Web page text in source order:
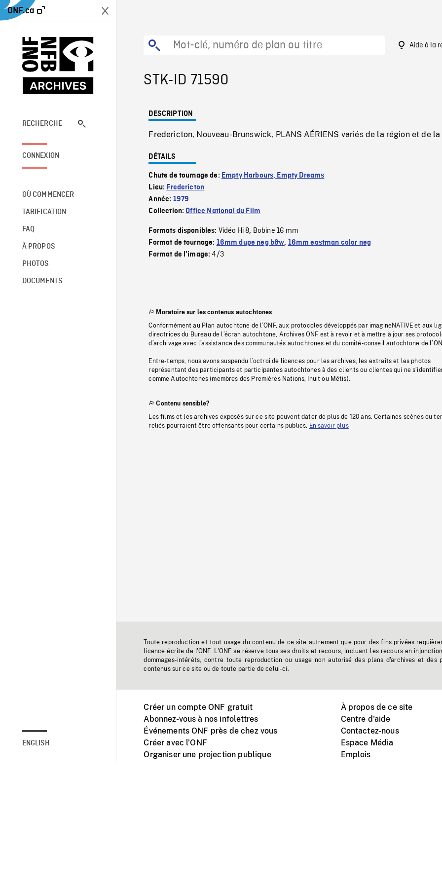
ONF.ca
RECHERCHE
CONNEXION
OÙ COMMENCER
TARIFICATION
FAQ
À PROPOS
PHOTOS
DOCUMENTS
ENGLISH
Aide à la
STK-ID 71590
DESCRIPTION
Fredericton, Nouveau-Brunswick, PLANS AÉRIENS variés de la région et de
DÉTAILS
Chute de tournage de: Empty Harbours, Empty Dreams
Lieu: Fredericton
Année: 1979
Collection:Office National du Film
Formats disponibles: Vidéo Hi 8, Bobine 16 mm
Format de tournage: 16mm dupe neg b&w, 16mm eastman color neg
Format de l'image:4/3
Moratoire sur les contenus autochtones
Conformément au Plan autochtone de l’ONF, aux protocoles développés par imagineNATIVE et aux
directrices du Bureau de l’écran autochtone, Archives ONF est à revoir et à mettre à jour ses
d’archivage avec l’assistance des communautés autochtones et du comité-conseil autochtone de
Entre-temps, nous avons suspendu l’octroi de licences pour les archives, les extraits et les photos
représentant des participants et participantes autochtones à des clients ou clientes qui ne
comme Autochtones (membres des Premières Nations, Inuit ou Métis).
Contenu sensible?
Les films et les archives exposés sur ce site peuvent dater de plus de 120 ans. Certaines scènes ou
reliés pourraient être offensants pour certains publics. En savoir plus
Toute reproduction et tout usage du contenu de ce site autrement que pour des fins privées
licence écrite de l'ONF. L'ONF se réserve tous ses droits et recours, incluant les recours en
dommages-intérêts, contre toute reproduction ou usage non autorisé des plans d'archives et des
contenus sur ce site ou de toute partie de celui-ci.
Créer un compte ONF gratuit
Abonnez-vous à nos infolettres
Événements ONF près de chez vous
Créer avec l’ONF
Organiser une projection publique
À propos de ce site
Centre d'aide
Contactez-nous
Espace Média
Emplois